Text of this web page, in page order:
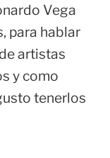
Vega
para hablar
artistas
y como
tenerlos